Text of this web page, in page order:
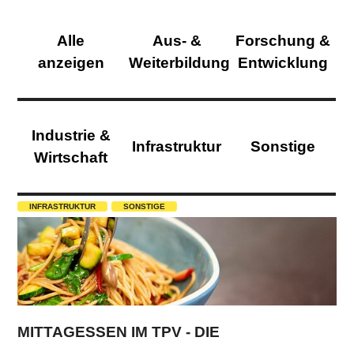
Alle
anzeigen
Aus- &
Weiterbildung
Forschung &
Entwicklung
Industrie &
Wirtschaft
Infrastruktur Sonstige
INFRASTRUKTUR SONSTIGE
MITTAGESSEN IM TPV - DIE